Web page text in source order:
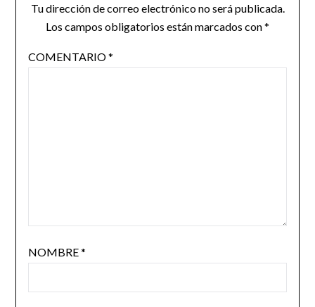
Tu dirección de correo electrónico no será publicada.
Los campos obligatorios están marcados con*
COMENTARIO*
NOMBRE*